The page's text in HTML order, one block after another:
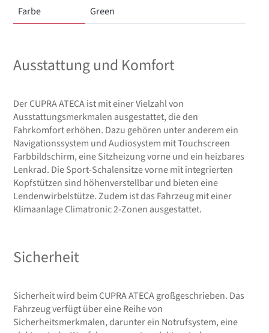
Farbe
Green
Ausstattung und Komfort
Der CUPRA ATECA ist mit einer Vielzahl von
Ausstattungsmerkmalen ausgestattet, die den
Fahrkomfort erhöhen. Dazu gehören unter anderem ein
Navigationssystem und Audiosystem mit Touchscreen
Farbbildschirm, eine Sitzheizung vorne und ein heizbares
Lenkrad. Die Sport-Schalensitze vorne mit integrierten
Kopfstützen sind höhenverstellbar und bieten eine
Lendenwirbelstütze. Zudem ist das Fahrzeug mit einer
Klimaanlage Climatronic 2-Zonen ausgestattet.
Sicherheit
Sicherheit wird beim CUPRA ATECA großgeschrieben. Das
Fahrzeug verfügt über eine Reihe von
Sicherheitsmerkmalen, darunter ein Notrufsystem, eine